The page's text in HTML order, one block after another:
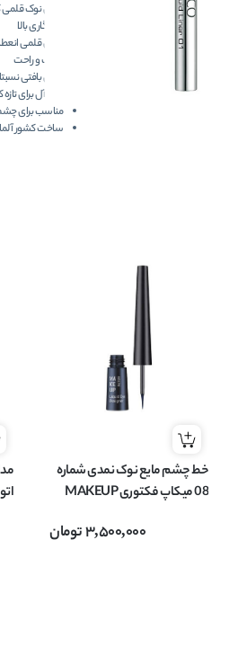
دارای نوک
ماندگاری بالا
دارای قلمی
سبک و راحت
دارای بافتی
ایده آل برای
مناسب برای
ساخت کشور
خط چشم مایع نوک نمدی شماره
08 میکاپ فکتوری MAKEUP
3,500,000تومان